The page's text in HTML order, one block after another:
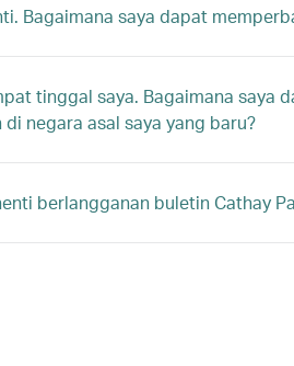
Bagaimana saya dapat
tinggal saya. Bagaimana saya
negara asal saya yang baru?
berlangganan buletin Cathay